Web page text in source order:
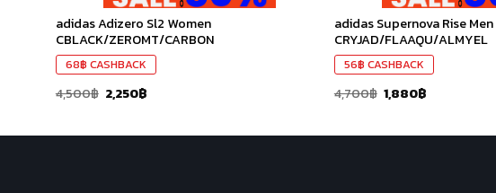
adidas Adizero Sl2 Women
CBLACK/ZEROMT/CARBON
68฿ CASHBACK
4,500฿ 2,250฿
adidas Supernova Rise Men
CRYJAD/FLAAQU/ALMYEL
56฿ CASHBACK
4,700฿ 1,880฿